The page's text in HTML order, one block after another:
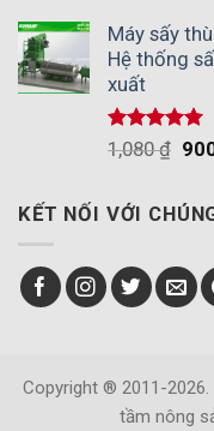
Máy sấy
Hệ thống
xuất
Được xếp
hạng
5.00
1,080₫
KẾT NỐI VỚI
Copyright ® 2011-2026.
tầm nông